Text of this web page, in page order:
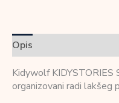
Opis
Kidywolf KIDYSTORIES
organizovani radi lakšeg